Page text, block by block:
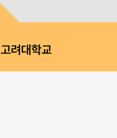
고려대학교